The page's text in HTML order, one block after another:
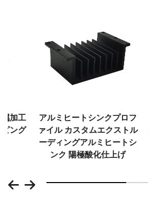
アルミヒートシンクプロフ
ァイル カスタムエクストル
ーディングアルミヒートシ
ンク 陽極酸化仕上げ
プラス
タム
チ